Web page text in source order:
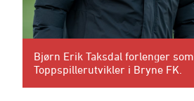
Bjørn Erik Taksdal forlenger som
Toppspillerutvikler i Bryne FK.